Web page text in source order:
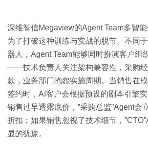
深维智信Megaview的Agent Team多智
为了打破这种训练与实战的脱节。不同
器人，Agent Team能够同时扮演客户组
——技术负责人关注架构兼容性，采购
款，业务部门抱怨实施周期。当销售在
签约时，AI客户会根据预设的剧本引擎
销售过早透露底价，”采购总监”Agent会
折扣；如果销售忽视了技术细节，
显的犹豫。